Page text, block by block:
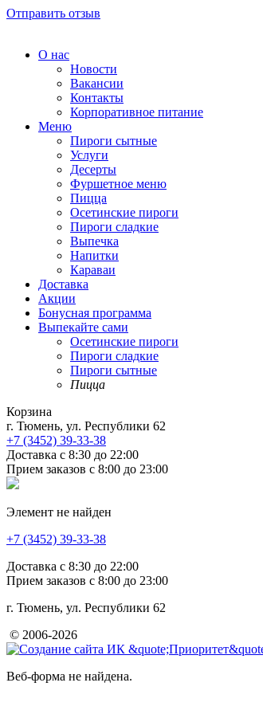
Отправить отзыв
О нас
Новости
Вакансии
Контакты
Корпоративное питание
Меню
Пироги сытные
Услуги
Десерты
Фуршетное меню
Пицца
Осетинские пироги
Пироги сладкие
Выпечка
Напитки
Караваи
Доставка
Акции
Бонусная программа
Выпекайте сами
Осетинские пироги
Пироги сладкие
Пироги сытные
Пицца
Корзина
г. Тюмень, ул. Республики 62
+7 (3452) 39-33-38
Доставка с 8:30 до 22:00
Прием заказов с 8:00 до 23:00
Элемент не найден
+7 (3452) 39-33-38
Доставка с 8:30 до 22:00
Прием заказов с 8:00 до 23:00
г. Тюмень, ул. Республики 62
© 2006-2026
Веб-форма не найдена.